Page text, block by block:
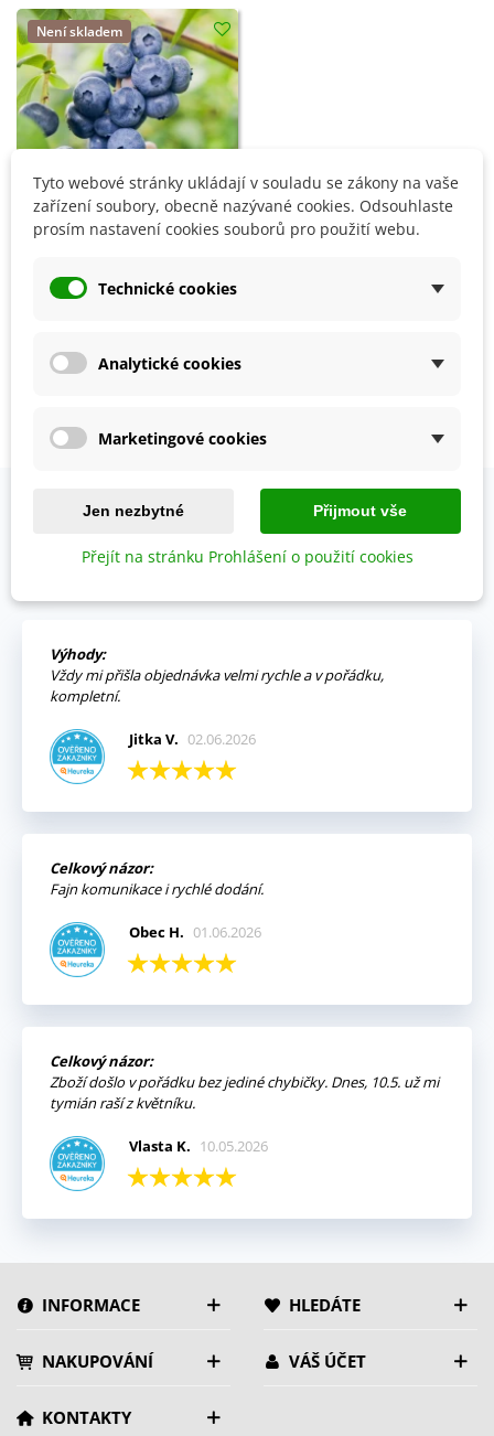
Není skladem
Borůvka kanadská -
118 Kč
Zobrazení 1-3 z 3 položek
OVĚŘENO NAŠIMI ZÁKAZNÍKY
Výhody:
Vždy mi přišla objednávka velmi rychle a v pořádku,
kompletní.
Jitka V. 02.06.2026
Celkový názor:
Fajn komunikace i rychlé dodání.
Obec H. 01.06.2026
Celkový názor:
Zboží došlo v pořádku bez jediné chybičky. Dnes, 10.5. už mi
tymián raší z květníku.
Vlasta K. 10.05.2026
INFORMACE HLEDÁTE
NAKUPOVÁNÍ VÁŠ ÚČET
KONTAKTY
Tyto webové stránky ukládají v souladu se zákony na vaše
zařízení soubory, obecně nazývané cookies. Odsouhlaste
prosím nastavení cookies souborů pro použití webu.
Technické cookies
Analytické cookies
Marketingové cookies
Jen nezbytné Přijmout vše
Přejít na stránku Prohlášení o použití cookies